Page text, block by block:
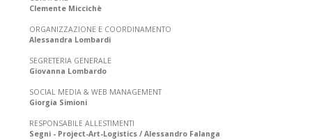
Clemente Miccichè
ORGANIZZAZIONE E COORDINAMENTO
Alessandra Lombardi
SEGRETERIA GENERALE
Giovanna Lombardo
SOCIAL MEDIA & WEB MANAGEMENT
Giorgia Simioni
RESPONSABILE ALLESTIMENTI
Segni - Project-Art-Logistics / Alessandro Falanga